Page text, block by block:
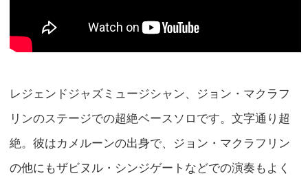
レジェンドジャズミュージシャン、ジョン・マクラフ
リンのステージでの超絶ベースソロです。文字通り超
絶。彼はカメルーンの出身で、ジョン・マクラフリン
の他にもザビヌル・シンジゲートなどでの演奏もよく